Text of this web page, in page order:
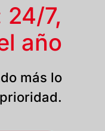
24/7,
año
más lo